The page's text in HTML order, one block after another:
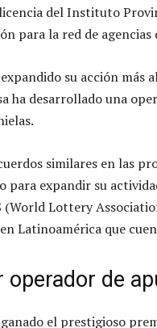
del Instituto
para la red de
su acción más
ha desarrollado una
similares en las
para expandir su
(World Lottery
Latinoamérica que
operador de
el prestigioso